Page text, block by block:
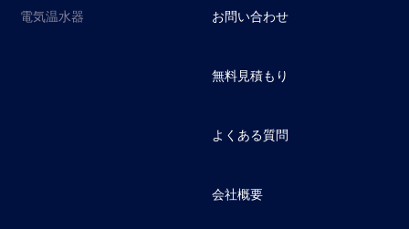
電気温水器
お問い合わせ
無料見積もり
よくある質問
会社概要